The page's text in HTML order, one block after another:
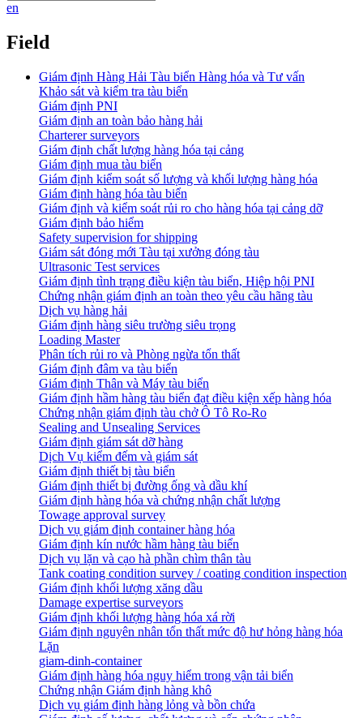
en
Field
Giám định Hàng Hải Tàu biển Hàng hóa và Tư vấn
Khảo sát và kiểm tra tàu biển
Giám định PNI
Giám định an toàn bảo hàng hải
Charterer surveyors
Giám định chất lượng hàng hóa tại cảng
​Giám định mua tàu biển
Giám định kiểm soát số lượng và khối lượng hàng hóa
Giám định hàng hóa tàu biển
Giám định và kiểm soát rủi ro cho hàng hóa tại cảng dỡ
Giám định bảo hiểm
Safety supervision for shipping
Giám sát đóng mới Tàu tại xưởng đóng tàu
Ultrasonic Test services
Giám định tình trạng điều kiện tàu biển, Hiệp hội PNI
Chứng nhận giám định an toàn theo yêu cầu hãng tàu
Dịch vụ hàng hải
Giám định hàng siêu trường siêu trọng
Loading Master
Phân tích rủi ro và Phòng ngừa tổn thất
​Giám định đâm va tàu biển
Giám định Thân và Máy tàu biển
​Giám định hầm hàng tàu biển đạt điều kiện xếp hàng hóa
Chứng nhận giám định tàu chở Ô Tô Ro-Ro
Sealing and Unsealing Services
Giám định giám sát dỡ hàng
Dịch Vụ kiểm đếm và giám sát
Giám định thiết bị tàu biển
Giám định thiết bị đường ống và dầu khí
Giám định hàng hóa và chứng nhận chất lượng
Towage approval survey
Dịch vụ giám định container hàng hóa
Giám định kín nước hầm hàng tàu biển
Dịch vụ lặn và cạo hà phần chìm thân tàu
Tank coating condition survey / coating condition inspection
Giám định khối lượng xăng dầu
Damage expertise surveyors
Giám định khối lượng hàng hóa xá rời
Giám định nguyên nhân tổn thất mức độ hư hỏng hàng hóa
Lặn
giam-dinh-container
Giám định hàng hóa nguy hiểm trong vận tải biển
Chứng nhận Giám định hàng khô
Dịch vụ giám định hàng lỏng và bồn chứa